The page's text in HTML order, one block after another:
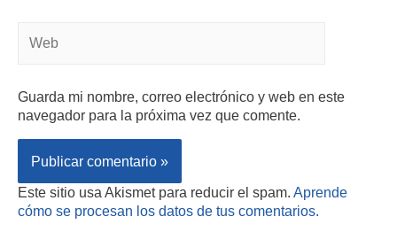
Guarda mi nombre, correo electrónico y web en este
navegador para la próxima vez que comente.
Este sitio usa Akismet para reducir el spam. Aprende
cómo se procesan los datos de tus comentarios.